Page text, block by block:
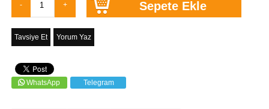
Tavsiye Et Yorum Yaz
WhatsApp Telegram